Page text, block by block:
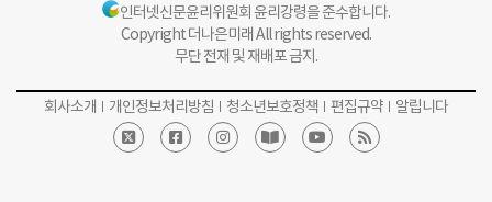
인터넷신문윤리위원회 윤리강령을 준수합니다.
Copyright 더나은미래 All rights reserved.
무단 전재 및 재배포 금지.
회사소개 개인정보처리방침 청소년보호정책 편집규약 알립니다